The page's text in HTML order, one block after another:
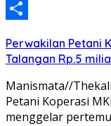
Email
Perwakilan Petani
Talangan Rp.5
Manismata//
Petani Koperasi
menggelar